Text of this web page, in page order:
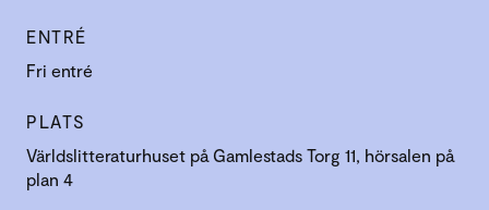
ENTRÉ
Fri entré
PLATS
Världslitteraturhuset på Gamlestads Torg 11, hörsalen på
plan 4